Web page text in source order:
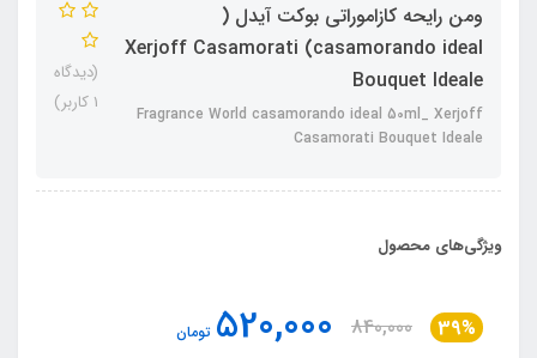
ومن رایحه کازاموراتی بوکت آیدل (
casamorando ideal) Xerjoff Casamorati
Bouquet Ideale
Fragrance World casamorando ideal 50ml_ Xerjoff
Casamorati Bouquet Ideale
(دیدگاه
1 کاربر)
ویژگی‌های محصول
39%
840,000
520,000 تومان